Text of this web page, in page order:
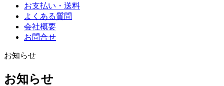
お支払い・送料
よくある質問
会社概要
お問合せ
お知らせ
お知らせ